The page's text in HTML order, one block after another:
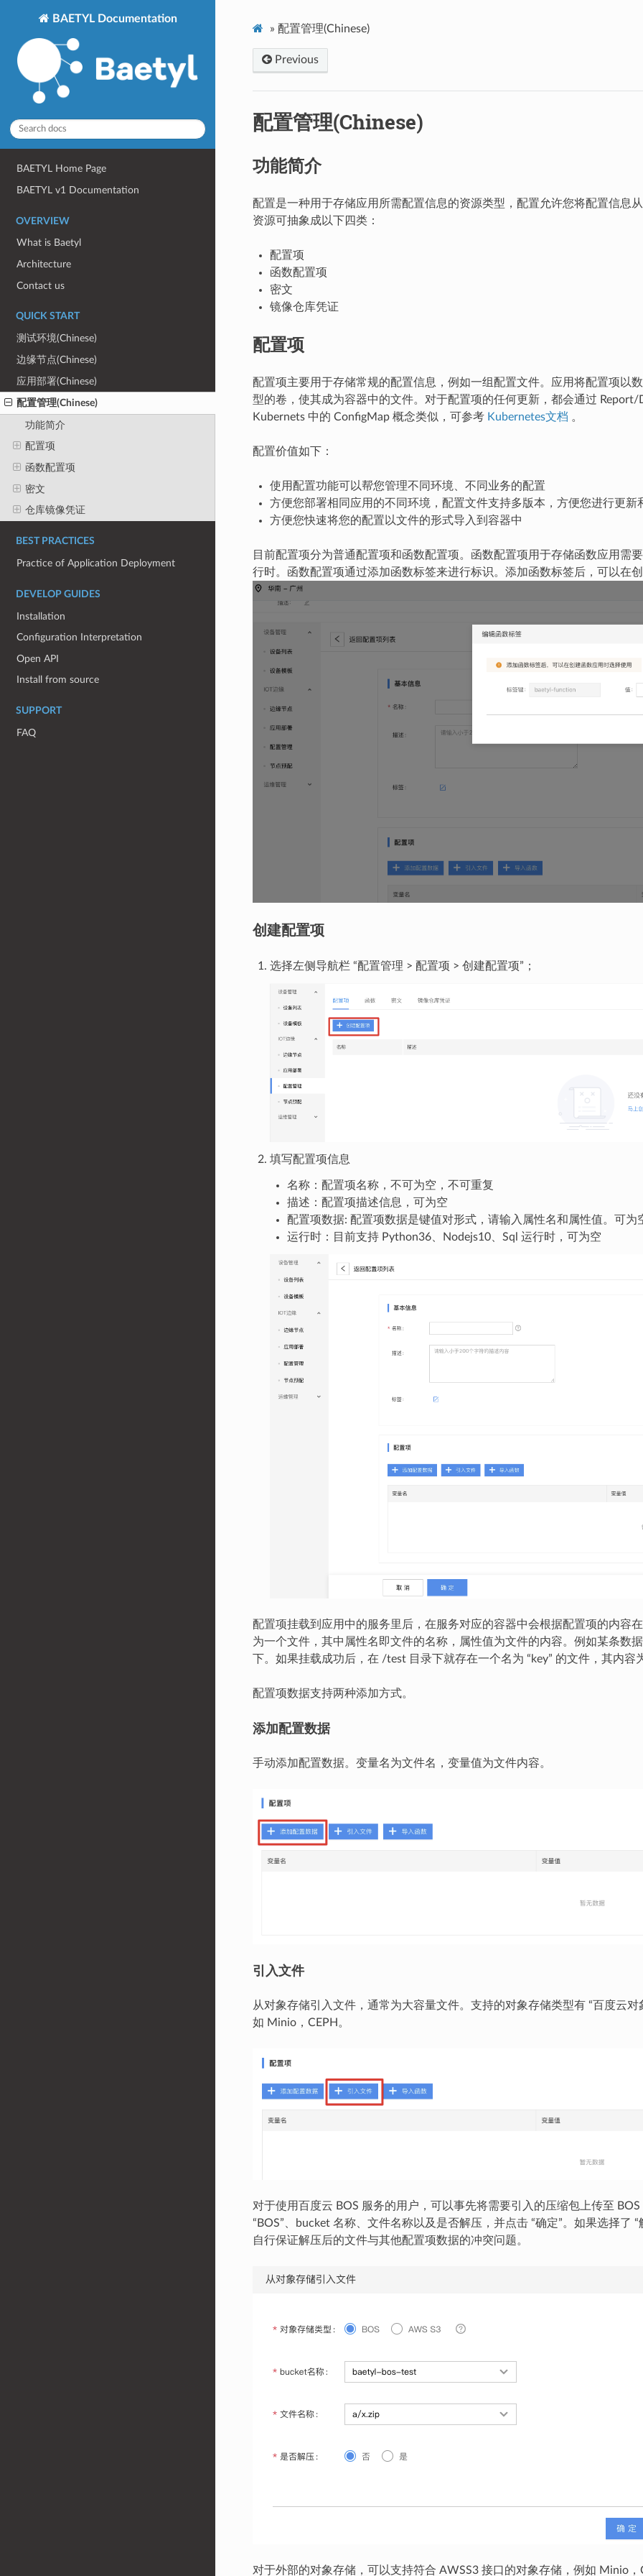
BAETYL Documentation
BAETYL Home Page
BAETYL v1 Documentation
OVERVIEW
What is Baetyl
Architecture
Contact us
QUICK START
测试环境(Chinese)
边缘节点(Chinese)
应用部署(Chinese)
配置管理(Chinese)
功能简介
配置项
函数配置项
密文
仓库镜像凭证
BEST PRACTICES
Practice of Application Deployment
DEVELOP GUIDES
Installation
Configuration Interpretation
Open API
Install from source
SUPPORT
FAQ
» 配置管理(Chinese)
Previous
配置管理(Chinese)
功能简介
配置是一种用于存储应用所需配置信息的资源类型，配置允许您将配置信息
资源可抽象成以下四类：
配置项
函数配置项
密文
镜像仓库凭证
配置项
配置项主要用于存储常规的配置信息，例如一组配置文件。应用将配置项以
型的卷，使其成为容器中的文件。对于配置项的任何更新，都会通过
Kubernets 中的 ConfigMap 概念类似，可参考 Kubernetes文档 。
配置价值如下：
使用配置功能可以帮您管理不同环境、不同业务的配置
方便您部署相同应用的不同环境，配置文件支持多版本，方便您进行更新
方便您快速将您的配置以文件的形式导入到容器中
目前配置项分为普通配置项和函数配置项。函数配置项用于存储函数应用需
行时。函数配置项通过添加函数标签来进行标识。添加函数标签后，可以在
创建配置项
选择左侧导航栏 “配置管理 > 配置项 > 创建配置项”；
填写配置项信息
名称：配置项名称，不可为空，不可重复
描述：配置项描述信息，可为空
配置项数据: 配置项数据是键值对形式，请输入属性名和属性值。可为
运行时：目前支持 Python36、Nodejs10、Sql 运行时，可为空
配置项挂载到应用中的服务里后，在服务对应的容器中会根据配置项的内容
为一个文件，其中属性名即文件的名称，属性值为文件的内容。例如某条数
下。如果挂载成功后，在 /test 目录下就存在一个名为 “key” 的文件，其内容
配置项数据支持两种添加方式。
添加配置数据
手动添加配置数据。变量名为文件名，变量值为文件内容。
引入文件
从对象存储引入文件，通常为大容量文件。支持的对象存储类型有 “百度云
如 Minio，CEPH。
对于使用百度云 BOS 服务的用户，可以事先将需要引入的压缩包上传至
“BOS”、bucket 名称、文件名称以及是否解压，并点击 “确定”。如果选择了
自行保证解压后的文件与其他配置项数据的冲突问题。
对于外部的对象存储，可以支持符合 AWSS3 接口的对象存储，例如 Minio